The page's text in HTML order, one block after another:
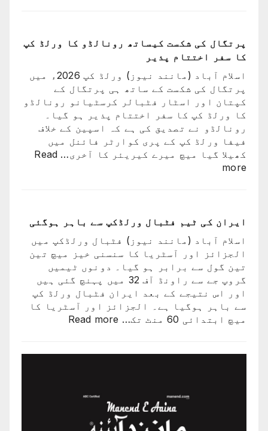
عظیم
ترین
کھلاڑیوں
میں
سے
ایک
کو
کھو
دیا:
بابر
اعظم
پرتگال کی شکست کیساتھ رونالڈو کا ورلڈ کپ
کا سفر اختتام پذیر
اسلام آباد (مانند نیوز) ورلڈ کپ 2026ء میں
پرتگال کی شکست کے ساتھ ہی پرتگال کے
کپتان اور اسٹار فٹبالر کرسٹیانو رونالڈو
کا ورلڈ کپ کا سفر اختتام پذیر ہو گیا۔
رونالڈو نے تصدیق کی ہے کہ اسپین کے خلاف
فیفا ورلڈ کپ کے پری کوارٹر فائنل میں
کھیلا گیا میچ میرے کیریئر کا آخری… Read
more
:
کیساتھ
کا
ورلڈ
کپ
کا
سفر
اختتام
پذیر
ایران کی ٹیم فٹبال ورلڈکپ سے باہر ہوگئی
اسلام آباد (مانند نیوز) فٹبال ورلڈکپ میں
الجزائز اور آسٹریا کا سنسنی خیز میچ تین
تین گول سے برابر ہو گیا۔ دونوں ٹیمیں
گروپ جے سے راونڈ آف 32 میں پہنچ گئی ہیں
اور اس نتیجے کے بعد ایران فٹبال ورلڈ کپ
سے باہر ہوگیا ہے۔ الجزائز اور آسٹریا کا
میچ ابتدائی 60 منٹ تک…
Read more
ٹیم